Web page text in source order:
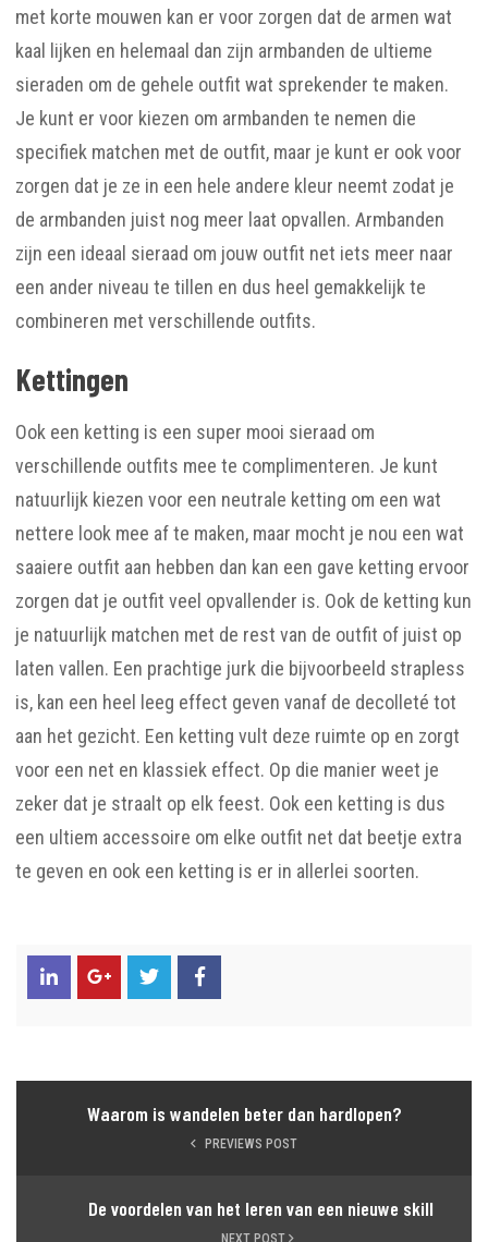
met korte mouwen kan er voor zorgen dat de armen wat
kaal lijken en helemaal dan zijn armbanden de ultieme
sieraden om de gehele outfit wat sprekender te maken.
Je kunt er voor kiezen om armbanden te nemen die
specifiek matchen met de outfit, maar je kunt er ook voor
zorgen dat je ze in een hele andere kleur neemt zodat je
de armbanden juist nog meer laat opvallen. Armbanden
zijn een ideaal sieraad om jouw outfit net iets meer naar
een ander niveau te tillen en dus heel gemakkelijk te
combineren met verschillende outfits.
Kettingen
Ook een ketting is een super mooi sieraad om
verschillende outfits mee te complimenteren. Je kunt
natuurlijk kiezen voor een neutrale ketting om een wat
nettere look mee af te maken, maar mocht je nou een wat
saaiere outfit aan hebben dan kan een gave ketting ervoor
zorgen dat je outfit veel opvallender is. Ook de ketting kun
je natuurlijk matchen met de rest van de outfit of juist op
laten vallen. Een prachtige jurk die bijvoorbeeld strapless
is, kan een heel leeg effect geven vanaf de decolleté tot
aan het gezicht. Een ketting vult deze ruimte op en zorgt
voor een net en klassiek effect. Op die manier weet je
zeker dat je straalt op elk feest. Ook een ketting is dus
een ultiem accessoire om elke outfit net dat beetje extra
te geven en ook een ketting is er in allerlei soorten.
Waarom is wandelen beter dan hardlopen?
PREVIEWS POST
De voordelen van het leren van een nieuwe skill